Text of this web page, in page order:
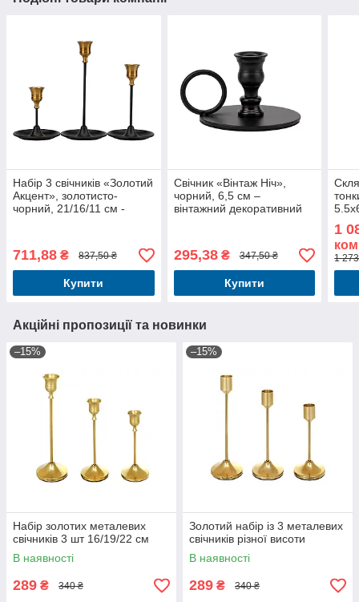
Набір 3 свічників «Золотий
Акцент», золотисто-
чорний, 21/16/11 см -
711,88 ₴ 837,50 ₴
Купити
Свічник «Вінтаж Ніч»,
чорний, 6,5 см –
вінтажний декоративний
295,38₴ 347,50 ₴
Купити
1
1
Акційні пропозиції та новинки
–15%
Набір золотих металевих
свічників 3 шт 16/19/22 см
В наявності
289 ₴ 340 ₴
–15%
Золотий набір із 3 металевих
свічників різної висоти
В наявності
289 ₴ 340 ₴